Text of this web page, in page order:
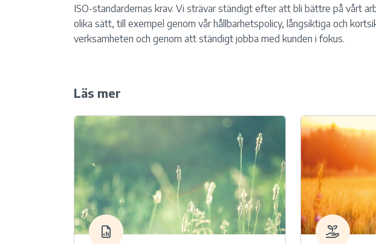
ISO-standardernas krav. Vi strävar ständigt efter att bli bättre på vårt
olika sätt, till exempel genom vår hållbarhetspolicy, långsiktiga och
verksamheten och genom att ständigt jobba med kunden i fokus.
Läs mer